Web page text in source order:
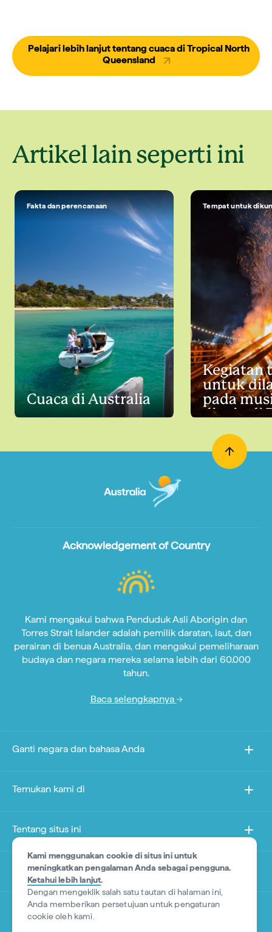
Pelajari lebih lanjut tentang cuaca di Tropical North
Queensland
Artikel lain seperti ini
Fakta dan perencanaan
Cuaca di Australia
Tempat untuk
Kegiatan
untuk
pada
dingin di
Kami menggunakan cookie di situs ini untuk
meningkatkan pengalaman Anda sebagai pengguna.
Ketahui lebih lanjut.
Dengan mengeklik salah satu tautan di halaman ini,
Anda memberikan persetujuan untuk pengaturan
cookie oleh kami.
Acknowledgement of Country
Kami mengakui bahwa Penduduk Asli Aborigin dan
Torres Strait Islander adalah pemilik daratan, laut, dan
perairan di benua Australia, dan mengakui pemeliharaan
budaya dan negara mereka selama lebih dari 60.000
tahun.
Baca selengkapnya
Ganti negara dan bahasa Anda
Temukan kami di
Tentang situs ini
Situs lain
*Penafian (Disclaimer) Produk